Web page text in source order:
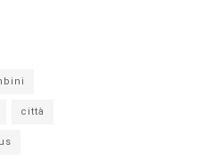
città